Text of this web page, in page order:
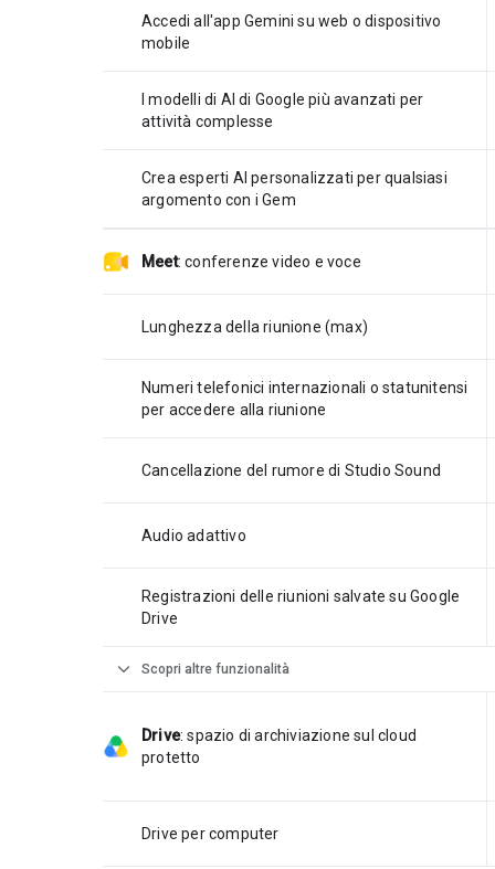
Accedi all'app Gemini su web o dispositivo
mobile
I modelli di AI di Google più avanzati per
attività complesse
Crea esperti AI personalizzati per qualsiasi
argomento con i Gem
Meet:conferenze video e voce
Lunghezza della riunione (max)
Numeri telefonici internazionali o statunitensi
per accedere alla riunione
Cancellazione del rumore di Studio Sound
Audio adattivo
Registrazioni delle riunioni salvate su Google
Drive
expand_more Scopri altre funzionalità
Drive:spazio di archiviazione sul cloud
protetto
Drive per computer